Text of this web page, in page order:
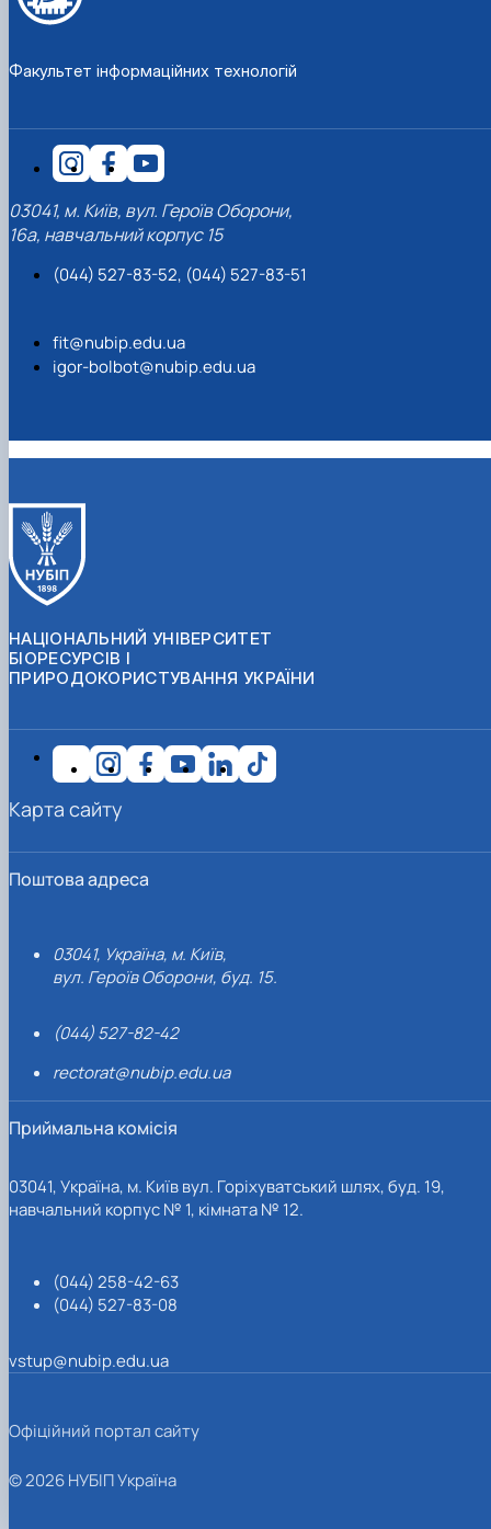
Факультет інформаційних технологій
03041, м. Київ, вул. Героїв Оборони,
16а, навчальний корпус 15
(044) 527-83-52, (044) 527-83-51
fit@nubip.edu.ua
igor-bolbot@nubip.edu.ua
НАЦІОНАЛЬНИЙ УНІВЕРСИТЕТ
БІОРЕСУРСІВ І
ПРИРОДОКОРИСТУВАННЯ УКРАЇНИ
Поштова адреса
03041, Україна, м. Київ,
вул. Героїв Оборони, буд. 15.
(044) 527-82-42
rectorat@nubip.edu.ua
Приймальна комісія
03041, Україна, м. Київ вул. Горіхуватський шлях, буд. 19,
навчальний корпус № 1, кімната № 12.
(044) 258-42-63
(044) 527-83-08
vstup@nubip.edu.ua
Карта сайту
Офіційний портал сайту
© 2026 НУБІП Україна